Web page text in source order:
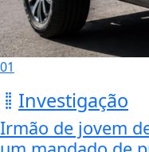
01
Investigação
Irmão de jovem